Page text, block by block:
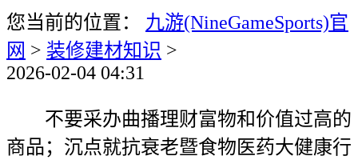
您当前的位置： 九游(NineGameSports)官
网 > 装修建材知识 >
2026-02-04 04:31
不要采办曲播理财富物和价值过高的
商品；沉点就抗衰老暨食物医药大健康行